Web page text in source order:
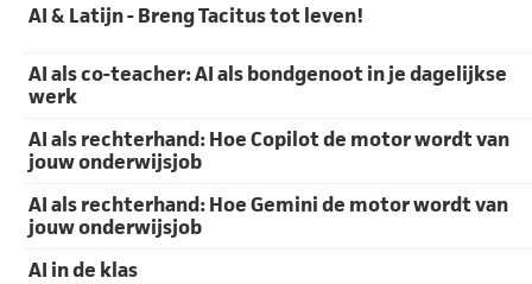
AI & Latijn - Breng Tacitus tot leven!
AI als co-teacher: AI als bondgenoot in je dagelijkse
werk
AI als rechterhand: Hoe Copilot de motor wordt van
jouw onderwijsjob
AI als rechterhand: Hoe Gemini de motor wordt van
jouw onderwijsjob
AI in de klas